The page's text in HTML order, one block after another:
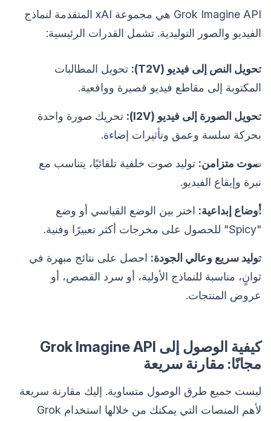
Grok Imagine API هي مجموعة xAI المتقدمة لنماذج
الفيديو والصور التوليدية. تشمل القدرات الرئيسية:
تحويل النص إلى فيديو (T2V):
تحويل المطالبات
المكتوبة إلى مقاطع فيديو قصيرة وواقعية.
تحويل الصورة إلى فيديو (I2V):
تحريك صورة واحدة
بحركة سلسة وعمق وتأثيرات إضاءة.
صوت متزامن: توليد صوت خلفية تلقائيًا، يتناسب مع
نبرة وإيقاع الفيديو.
أوضاع إبداعية: اختر بين الوضع القياسي أو وضع
"Spicy" للحصول على مخرجات أكثر تعبيرًا وفنية.
توليد سريع وعالي الجودة: احصل على نتائج مبهرة في
ثوانٍ، مناسبة للنماذج الأولية، أو سرد القصص، أو
عروض المنتجات.
كيفية الوصول إلى Grok Imagine API
مجانًا: مقارنة سريعة
ليست جميع طرق الوصول متساوية. إليك مقارنة سريعة
لأهم المنصات التي يمكنك من خلالها استخدام Grok